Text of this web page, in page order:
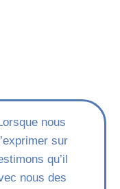
nous
sur
qu’il
nous des